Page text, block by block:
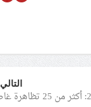
التالي